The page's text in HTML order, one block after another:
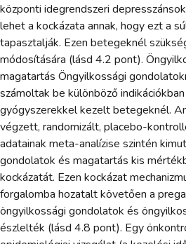
központi idegrendszeri
lehet a kockázata annak, hogy ezt a
tapasztalják. Ezen betegeknél
módosítására (lásd 4.2 pont).
magatartás Öngyilkossági
számoltak be különböző
gyógyszerekkel kezelt betegeknél.
végzett, randomizált, placebo-
adatainak meta-analízise szintén
gondolatok és magatartás kis
kockázatát. Ezen kockázat
forgalomba hozatalt követően a
öngyilkossági gondolatok és
észlelték (lásd 4.8 pont). Egy